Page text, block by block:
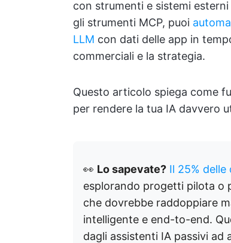
con strumenti e sistemi
gli strumenti MCP, puoi
LLM con dati delle app in
commerciali e la strategia.
Questo articolo spiega come
per rendere la tua IA davvero
👀 Lo sapevate? Il 25%
esplorando progetti pilota o
che dovrebbe raddoppiare
intelligente e end-to-end.
dagli assistenti IA passivi